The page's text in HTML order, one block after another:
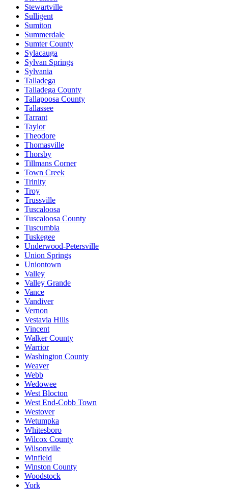
Stewartville
Sulligent
Sumiton
Summerdale
Sumter County
Sylacauga
Sylvan Springs
Sylvania
Talladega
Talladega County
Tallapoosa County
Tallassee
Tarrant
Taylor
Theodore
Thomasville
Thorsby
Tillmans Corner
Town Creek
Trinity
Troy
Trussville
Tuscaloosa
Tuscaloosa County
Tuscumbia
Tuskegee
Underwood-Petersville
Union Springs
Uniontown
Valley
Valley Grande
Vance
Vandiver
Vernon
Vestavia Hills
Vincent
Walker County
Warrior
Washington County
Weaver
Webb
Wedowee
West Blocton
West End-Cobb Town
Westover
Wetumpka
Whitesboro
Wilcox County
Wilsonville
Winfield
Winston County
Woodstock
York